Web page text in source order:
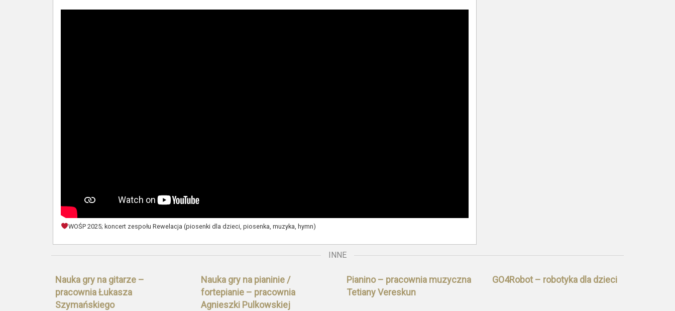
WOŚP 2025; koncert zespołu Rewelacja (piosenki dla dzieci, piosenka, muzyka, hymn)
INNE
Nauka gry na gitarze –
pracownia Łukasza
Szymańskiego
Nauka gry na pianinie /
fortepianie – pracownia
Agnieszki Pulkowskiej
Pianino – pracownia muzyczna
Tetiany Vereskun
GO4Robot – robotyka dla dzieci